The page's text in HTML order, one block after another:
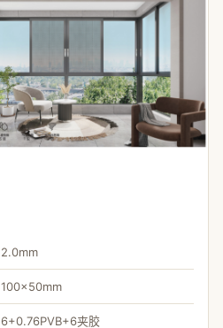
2.0mm
100×50mm
6+0.76PVB+6夹胶